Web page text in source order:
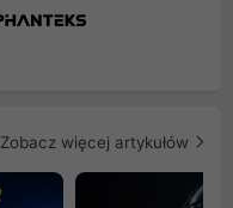
Zobacz więcej artykułów